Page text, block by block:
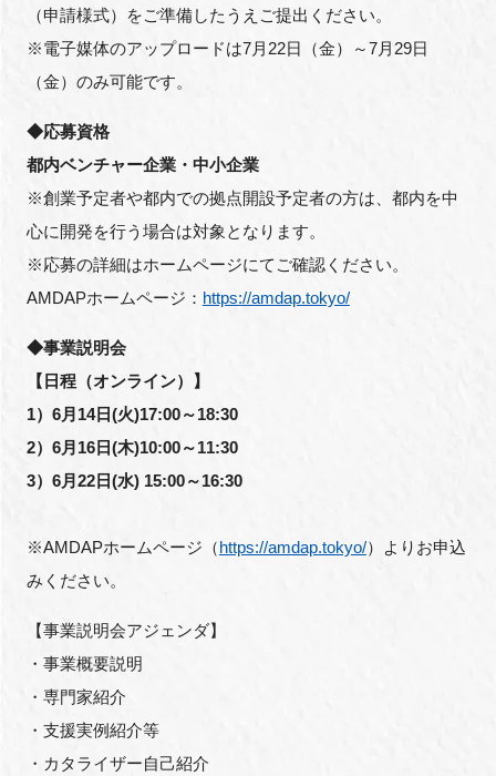
（申請様式）をご準備したうえご提出ください。
※電子媒体のアップロードは7月22日（金）～7月29日
（金）のみ可能です。
◆応募資格
都内ベンチャー企業・中小企業
※創業予定者や都内での拠点開設予定者の方は、都内を中
心に開発を行う場合は対象となります。
※応募の詳細はホームページにてご確認ください。
AMDAPホームページ： https://amdap.tokyo/
◆事業説明会
【日程（オンライン）】
1）6月14日(火)17:00～18:30
2）6月16日(木)10:00～11:30
3）6月22日(水) 15:00～16:30
※AMDAPホームページ（https://amdap.tokyo/）よりお申込
みください。
【事業説明会アジェンダ】
・事業概要説明
・専⾨家紹介
・⽀援実例紹介等
・カタライザー⾃⼰紹介